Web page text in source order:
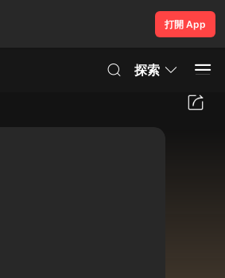
打開 App
探索